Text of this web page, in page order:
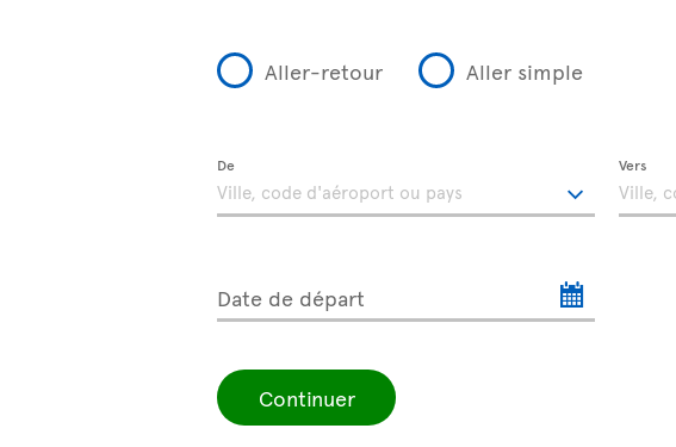
Aller-retour Aller simple
De Vers
Date de départ
Continuer